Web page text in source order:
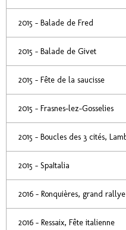
2015 - Balade de Fred
2015 - Balade de Givet
2015 - Fête de la saucisse
2015 - Frasnes-lez-Gosselies
2015 - Boucles des 3 cités,
2015 - SpaItalia
2016 - Ronquières, grand
2016 - Ressaix, Fête italienne